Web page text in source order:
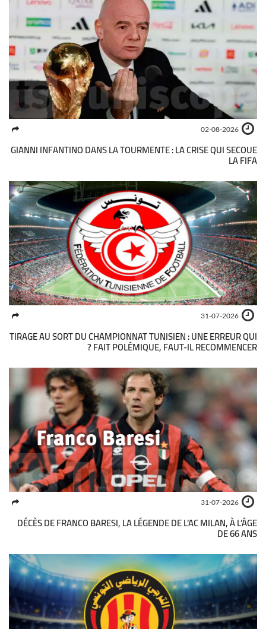
02-08-2026
GIANNI INFANTINO DANS LA TOURMENTE : LA CRISE QUI SECOUE
LA FIFA
31-07-2026
TIRAGE AU SORT DU CHAMPIONNAT TUNISIEN : UNE ERREUR QUI
FAIT POLÉMIQUE, FAUT-IL RECOMMENCER ?
31-07-2026
DÉCÈS DE FRANCO BARESI, LA LÉGENDE DE L’AC MILAN, À L’ÂGE
DE 66 ANS